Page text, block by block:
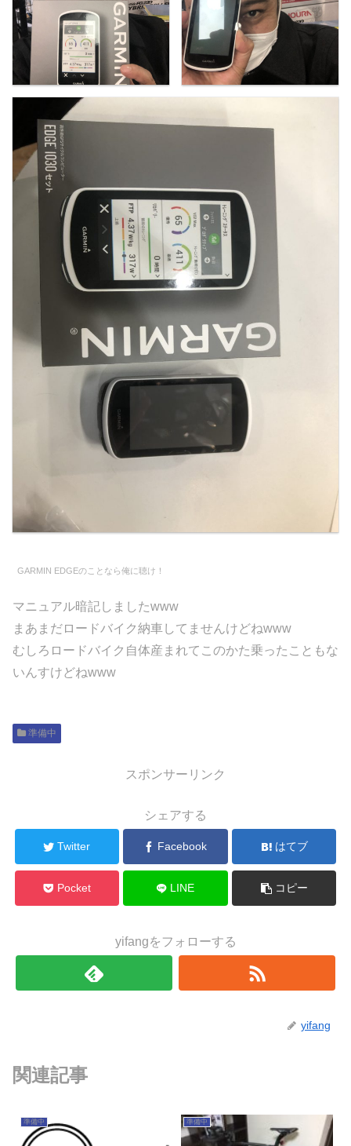
GARMIN EDGEのことなら俺に聴け！
マニュアル暗記しましたwww
まあまだロードバイク納車してませんけどねwww
むしろロードバイク自体産まれてこのかた乗ったこともな
いんすけどねwww
準備中
スポンサーリンク
シェアする
Twitter Facebook はてブ
Pocket LINE コピー
yifangをフォローする
yifang
関連記事
準備中 準備中